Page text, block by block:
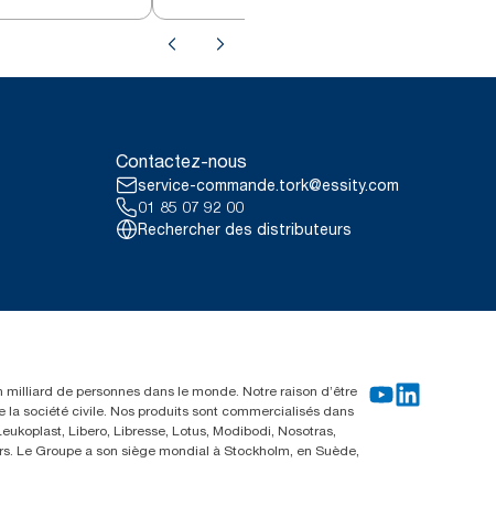
T2
Contactez-nous
service-commande.tork@essity.com
01 85 07 92 00
Rechercher des distributeurs
de personnes dans le monde. Notre raison d’être
la société civile. Nos produits sont commercialisés dans
Libero, Libresse, Lotus, Modibodi, Nosotras,
Le Groupe a son siège mondial à Stockholm, en Suède,